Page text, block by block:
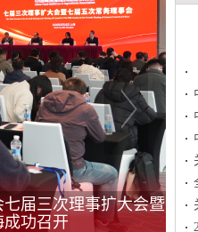
届三次理事扩大会暨
功召开